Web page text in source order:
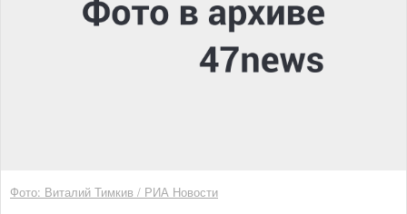
Фото: Виталий Тимкив / РИА Новости